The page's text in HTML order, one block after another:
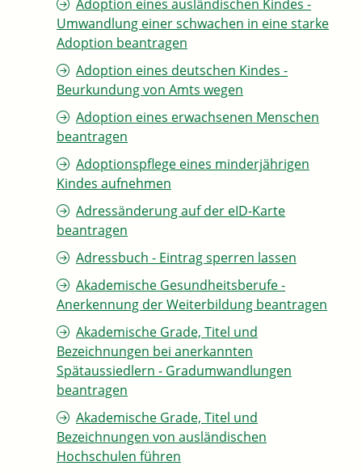
Adoption eines ausländischen Kindes -
Umwandlung einer schwachen in eine starke
Adoption beantragen
Adoption eines deutschen Kindes -
Beurkundung von Amts wegen
Adoption eines erwachsenen Menschen
beantragen
Adoptionspflege eines minderjährigen
Kindes aufnehmen
Adressänderung auf der eID-Karte
beantragen
Adressbuch - Eintrag sperren lassen
Akademische Gesundheitsberufe -
Anerkennung der Weiterbildung beantragen
Akademische Grade, Titel und
Bezeichnungen bei anerkannten
Spätaussiedlern - Gradumwandlungen
beantragen
Akademische Grade, Titel und
Bezeichnungen von ausländischen
Hochschulen führen